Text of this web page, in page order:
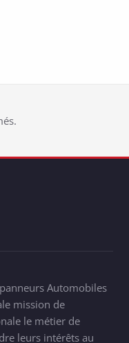
Automobiles
mission de
le métier de
leurs intérêts au